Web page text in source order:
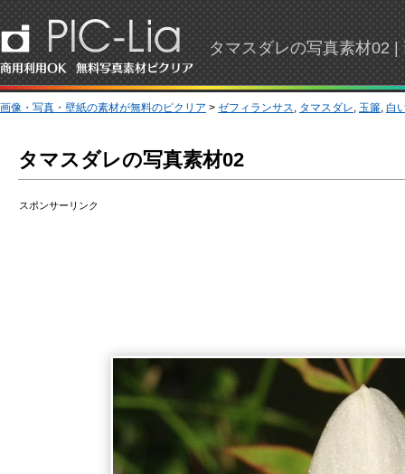
タマスダレの写真素材02
画像・写真・壁紙の素材が無料のピクリア > ゼフィランサス, タマスダレ, 玉簾, 白
タマスダレの写真素材02
スポンサーリンク